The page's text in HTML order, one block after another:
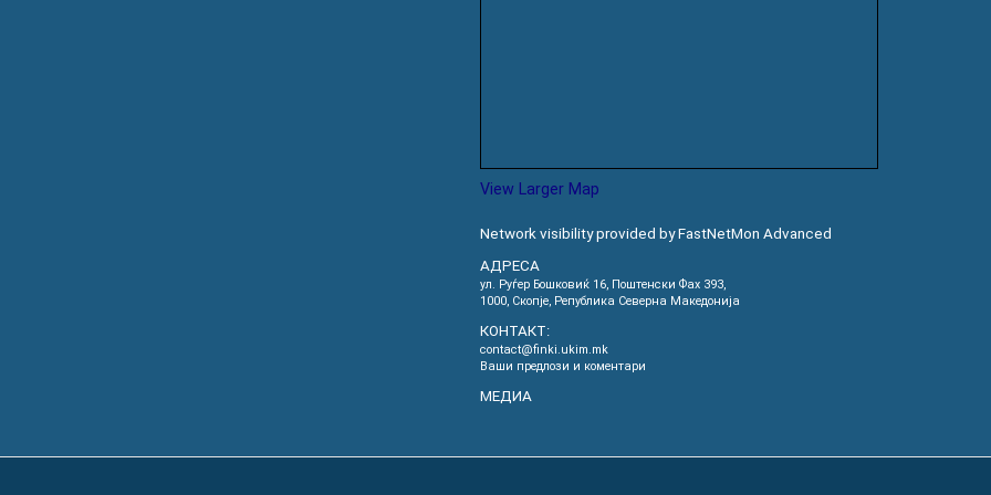
View Larger Map
Network visibility provided by FastNetMon Advanced
АДРЕСА
ул. Руѓер Бошковиќ 16, Пoштенски Фах 393,
1000, Скопје, Република Северна Македонија
КОНТАКТ:
contact@finki.ukim.mk
Ваши предлози и коментари
МЕДИА